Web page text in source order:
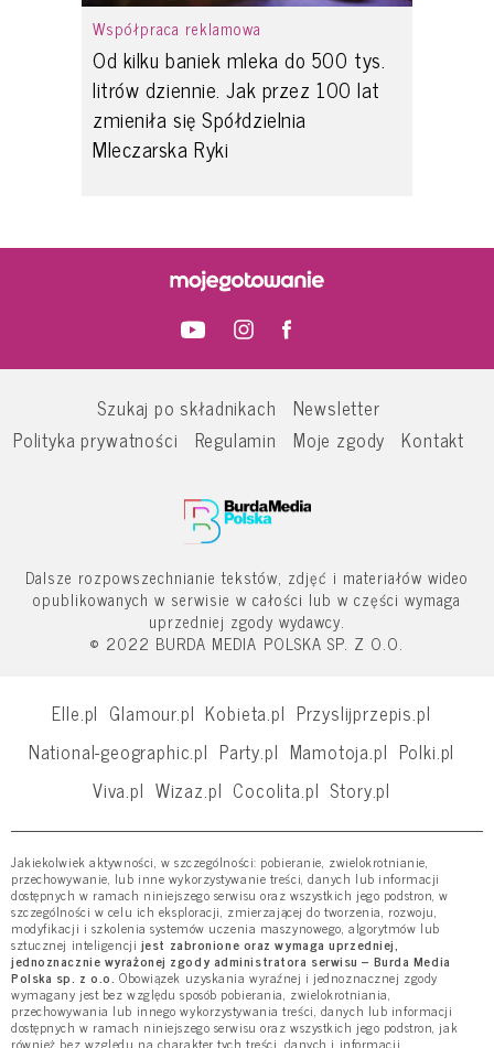
Współpraca reklamowa
Od kilku baniek mleka do 500 tys.
litrów dziennie. Jak przez 100 lat
zmieniła się Spółdzielnia
Mleczarska Ryki
Szukaj po składnikach
Newsletter
Polityka prywatności
Regulamin Moje zgody Kontakt
Dalsze rozpowszechnianie tekstów, zdjęć i materiałów wideo
opublikowanych w serwisie w całości lub w części wymaga
uprzedniej zgody wydawcy.
© 2022 BURDA MEDIA POLSKA SP. Z O.O.
Elle.pl Glamour.pl Kobieta.pl Przyslijprzepis.pl
National-geographic.pl Party.pl Mamotoja.pl Polki.pl
Viva.pl Wizaz.pl Cocolita.pl Story.pl
Jakiekolwiek aktywności, w szczególności: pobieranie, zwielokrotnianie,
przechowywanie, lub inne wykorzystywanie treści, danych lub informacji
dostępnych w ramach niniejszego serwisu oraz wszystkich jego podstron, w
szczególności w celu ich eksploracji, zmierzającej do tworzenia, rozwoju,
modyfikacji i szkolenia systemów uczenia maszynowego, algorytmów lub
sztucznej inteligencji jest zabronione oraz wymaga uprzedniej,
jednoznacznie wyrażonej zgody administratora serwisu – Burda Media
Polska sp. z o.o. Obowiązek uzyskania wyraźnej i jednoznacznej zgody
wymagany jest bez względu sposób pobierania, zwielokrotniania,
przechowywania lub innego wykorzystywania treści, danych lub informacji
dostępnych w ramach niniejszego serwisu oraz wszystkich jego podstron, jak
również bez względu na charakter tych treści, danych i informacji.